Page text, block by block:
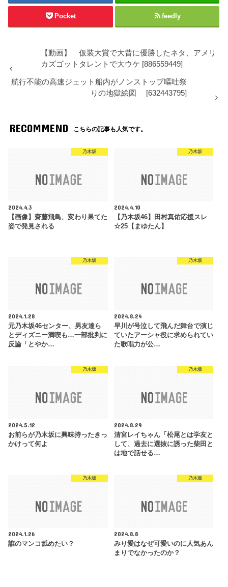
Pocket feedly
【動画】 仮装大賞で大昔に優勝したネタ、アメリ
カズゴットタレントで大ウケ [886559449]
航行不能の高速ジェット船内がノンストップ嘔吐祭
りの地獄絵図 [632443795]
RECOMMEND こちらの記事も人気です。
乃木坂
2024.4.3
【画像】齋藤飛鳥、変わり果てた
姿で発見される
乃木坂
2024.4.10
【乃木坂46】田村真佑応援スレ
☆25【まゆたん】
乃木坂
2024.1.28
元乃木坂46センター、男友達ら
とディズニー満喫も…一部批判に
反論「とやか…
乃木坂
2024.8.24
早川が号泣して飛んだ舞台で演じ
ていたアーシャ役に求められてい
た歌唱力が公…
乃木坂
2024.5.12
お前らが乃木坂に興味持ったきっ
かけって何よ
乃木坂
2024.8.29
清宮レイちゃん「松尾とは学友と
して、過去に選抜に誘った柴田と
は地で話せる…
乃木坂
2024.1.26
誰のマンコ舐めたい？
乃木坂
2024.8.8
みり愛はなぜ可愛いのに人気あん
まりでなかったのか？